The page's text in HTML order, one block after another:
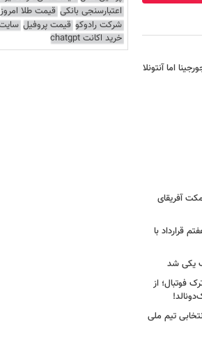
اما آنتونلا
آفریقای
قرارداد با
یکی شد
فوتبال؛ از
تیم ملی
اعتبارسنجی بانکی قیمت طلا امروز
شرکت رادوکو قیمت پروفیل سایت
خرید اکانت chatgpt